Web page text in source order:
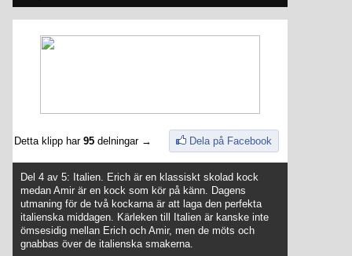
Detta klipp har 95delningar → Dela på Facebook
Del 4 av 5: Italien. Erich är en klassiskt skolad kock
medan Amir är en kock som kör på känn. Dagens
utmaning för de två kockarna är att laga den perfekta
italienska middagen. Kärleken till Italien är kanske inte
ömsesidig mellan Erich och Amir, men de möts och
gnabbas över de italienska smakerna.